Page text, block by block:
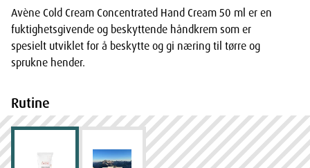
Avène Cold Cream Concentrated Hand Cream 50 ml er en
fuktighetsgivende og beskyttende håndkrem som er
spesielt utviklet for å beskytte og gi næring til tørre og
sprukne hender.
Rutine